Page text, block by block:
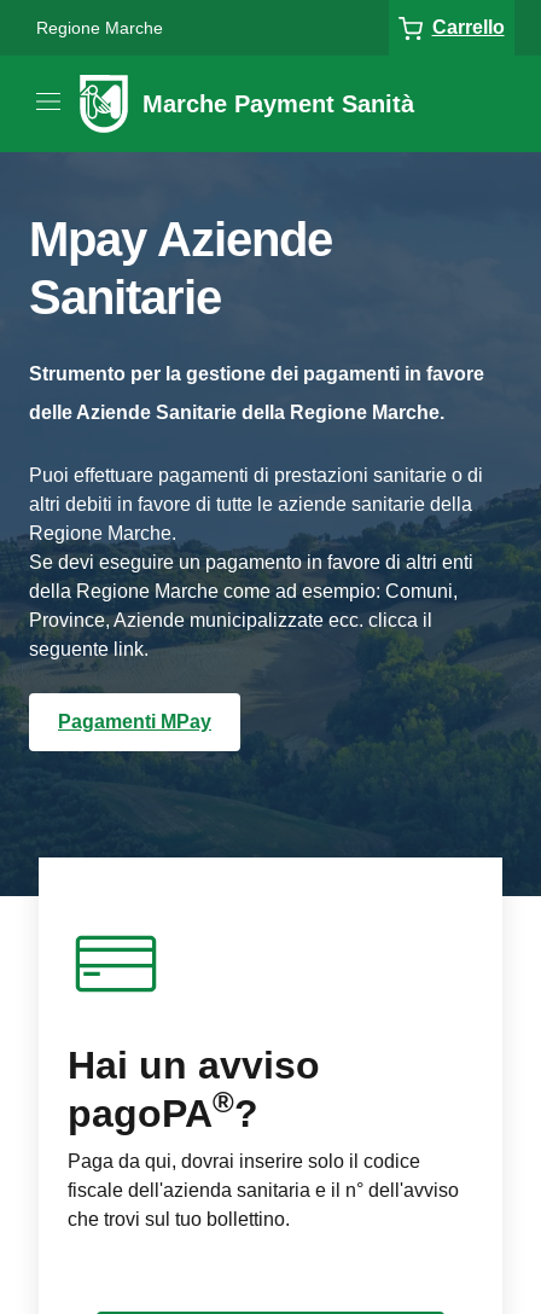
Regione Marche Carrello
Marche Payment Sanità
Mpay Aziende
Sanitarie
Strumento per la gestione dei pagamenti in favore
delle Aziende Sanitarie della Regione Marche.
Puoi effettuare pagamenti di prestazioni sanitarie o di
altri debiti in favore di tutte le aziende sanitarie della
Regione Marche.
Se devi eseguire un pagamento in favore di altri enti
della Regione Marche come ad esempio: Comuni,
Province, Aziende municipalizzate ecc. clicca il
seguente link.
Pagamenti MPay
Hai un avviso
pagoPA®?
Paga da qui, dovrai inserire solo il codice
fiscale dell'azienda sanitaria e il n° dell'avviso
che trovi sul tuo bollettino.